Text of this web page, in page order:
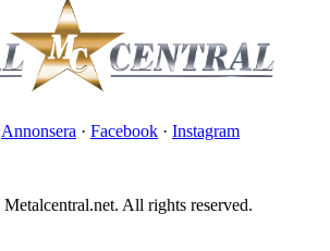
Annonsera · Facebook · Instagram
All rights reserved.